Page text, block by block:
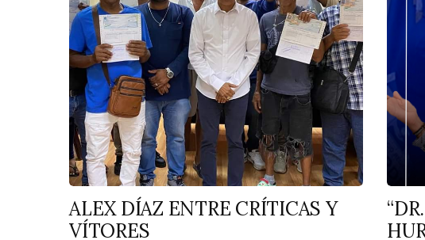
ALEX DÍAZ ENTRE CRÍTICAS Y
VÍTORES